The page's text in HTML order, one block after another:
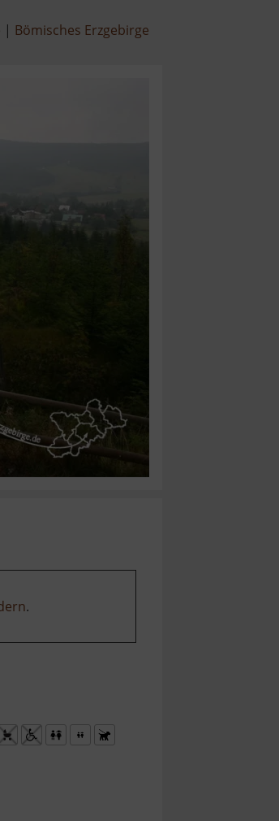
Bömisches Erzgebirge
.